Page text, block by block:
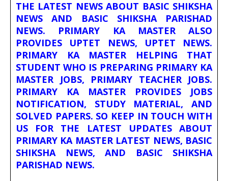
THE LATEST NEWS ABOUT BASIC SHIKSHA
NEWS AND BASIC SHIKSHA PARISHAD
NEWS. PRIMARY KA MASTER ALSO
PROVIDES UPTET NEWS, UPTET NEWS.
PRIMARY KA MASTER HELPING THAT
STUDENT WHO IS PREPARING PRIMARY KA
MASTER JOBS, PRIMARY TEACHER JOBS.
PRIMARY KA MASTER PROVIDES JOBS
NOTIFICATION, STUDY MATERIAL, AND
SOLVED PAPERS. SO KEEP IN TOUCH WITH
US FOR THE LATEST UPDATES ABOUT
PRIMARY KA MASTER LATEST NEWS, BASIC
SHIKSHA NEWS, AND BASIC SHIKSHA
PARISHAD NEWS.